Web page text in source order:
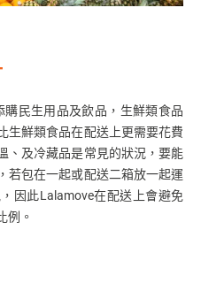
民生用品及飲品，生鮮類食品
生鮮類食品在配送上更需要花費
、及冷藏品是常見的狀況，要能
若包在一起或配送二箱放一起運
因此Lalamove在配送上會避免
例。